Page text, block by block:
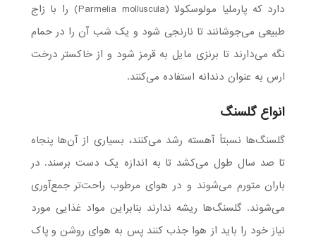
دارد که پارملیا مولوسکولا (Parmelia molluscula) را با زاج
طبیعی می‌جوشانند تا نارنجی شود و یک شب آن را در حمام
نگه می‌دارند تا برنزی مایل به قرمز شود و از خاکستر درخت
ارس به عنوان دندانه استفاده می‌کنند.
انواع گلسنگ
گلسنگ‌ها نسبتاً آهسته رشد می‌کنند، بسیاری از آن‌ها پنجاه
تا صد سال طول می‌کشد تا به اندازه یک دست برسند. در
باران متورم می‌شوند و در هوای مرطوب راحت‌تر جمع‌آوری
می‌شوند. گلسنگ‌ها ریشه ندارند بنابراین مواد غذایی مورد
نیاز خود را باید از هوا جذب کنند پس به هوای روشن و پاک